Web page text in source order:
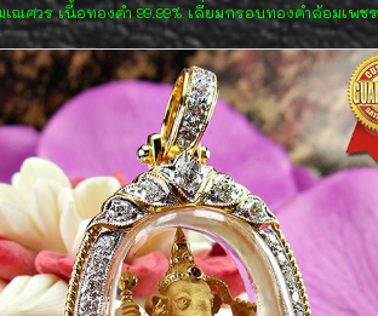
ณศวร เนื้อทองคำ 99.99% เลี่ยมกรอบทองคำล้อมเพช